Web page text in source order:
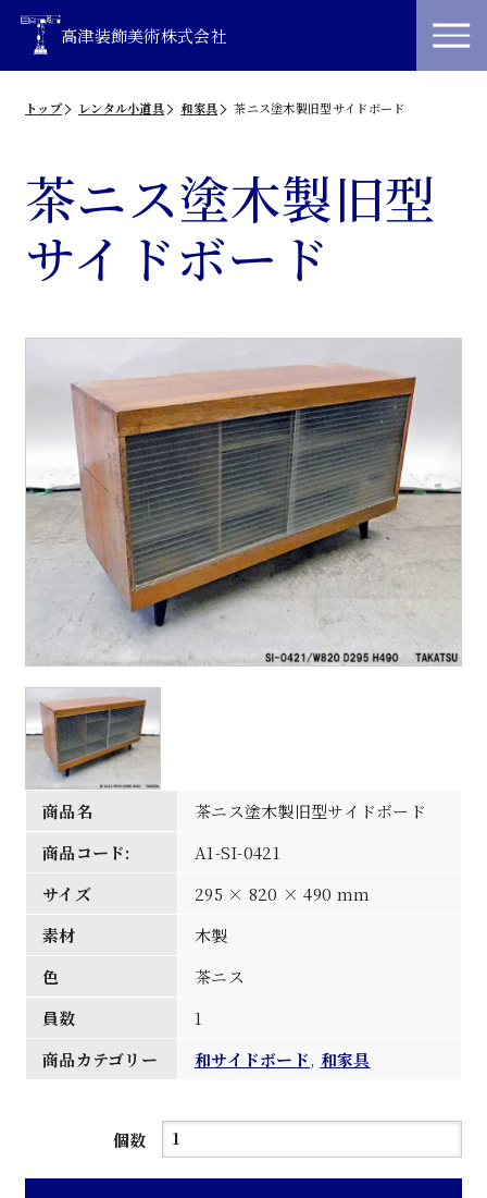
高津装飾美術株式会社
トップ レンタル小道具 和家具 茶ニス塗木製旧型サイドボード
茶ニス塗木製旧型
サイドボード
商品名
茶ニス塗木製旧型サイドボード
商品コード:
A1-SI-0421
サイズ
295 × 820 × 490 mm
素材
木製
色
茶ニス
員数
1
商品カテゴリー
和サイドボード, 和家具
個数
茶